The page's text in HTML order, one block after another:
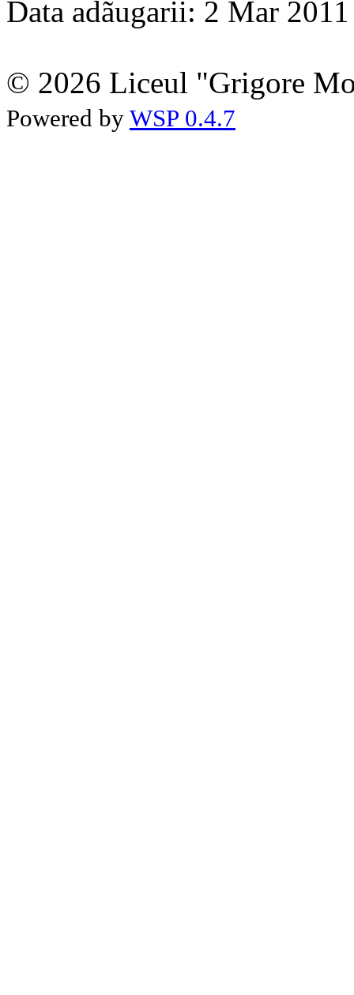
Data adãugarii: 2 Mar 2011
© 2026 Liceul "Grigore
Powered by WSP 0.4.7